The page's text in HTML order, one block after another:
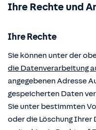
Ihre Rechte und
Ihre Rechte
Sie können unter der
die Datenverarbeitung
angegebenen Adresse
gespeicherten Daten
Sie unter bestimmten
oder die Löschung Ihrer